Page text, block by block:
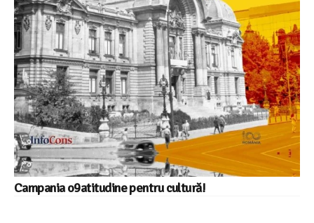
Campania o9atitudine pentru cultură!